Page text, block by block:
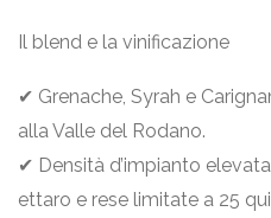
Il blend e la vinificazione
✔ Grenache, Syrah e
alla Valle del Rodano.
✔ Densità d’impianto
ettaro e rese limitate a 25